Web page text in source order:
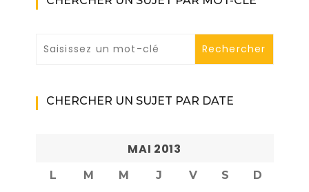
CHERCHER UN SUJET PAR DATE
MAI 2013
L M M J V S
D